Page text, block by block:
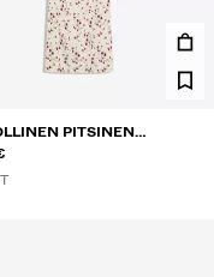
PITSINEN
MEKKO